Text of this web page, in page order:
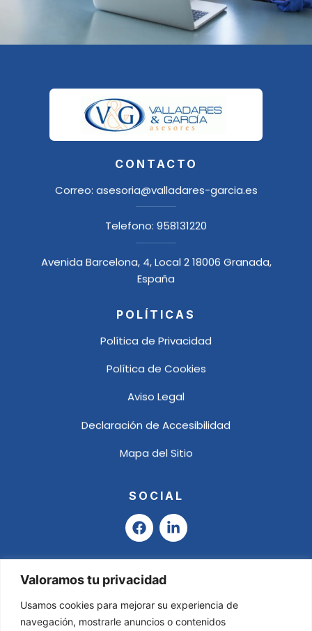
Valoramos tu privacidad
Usamos cookies para mejorar su experiencia de
navegación, mostrarle anuncios o contenidos
CONTACTO
Correo: asesoria@valladares-garcia.es
Telefono: 958131220
Avenida Barcelona, 4, Local 2 18006 Granada,
España
POLÍTICAS
Política de Privacidad
Política de Cookies
Aviso Legal
Declaración de Accesibilidad
Mapa del Sitio
SOCIAL
F
a
e
b
o
o
k
L
i
k
i
n